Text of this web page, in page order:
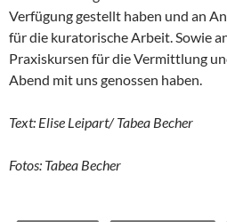
Verfügung gestellt haben und an
für die kuratorische Arbeit. Sowie
Praxiskursen für die Vermittlung
Abend mit uns genossen haben.
Text: Elise Leipart/ Tabea Becher
Fotos: Tabea Becher